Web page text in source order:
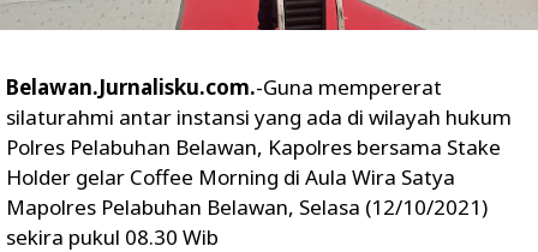
Belawan.Jurnalisku.com.-Guna mempererat
silaturahmi antar instansi yang ada di wilayah hukum
Polres Pelabuhan Belawan, Kapolres bersama Stake
Holder gelar Coffee Morning di Aula Wira Satya
Mapolres Pelabuhan Belawan, Selasa (12/10/2021)
sekira pukul 08.30 Wib